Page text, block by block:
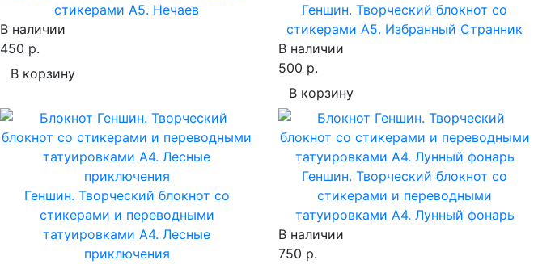
стикерами A5. Нечаев
В наличии
450 р.
В корзину
Геншин. Творческий блокнот cо
стикерами A5. Избранный Странник
В наличии
500 р.
В корзину
Геншин. Творческий блокнот cо
стикерами и переводными
татуировками A4. Лесные
приключения
Геншин. Творческий блокнот cо
стикерами и переводными
татуировками A4. Лунный фонарь
В наличии
750 р.